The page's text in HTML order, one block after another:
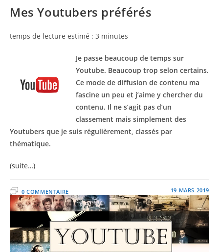
Mes Youtubers préférés
temps de lecture estimé : 3 minutes
Je passe beaucoup de temps sur
Youtube. Beaucoup trop selon certains.
Ce mode de diffusion de contenu ma
fascine un peu et j’aime y chercher du
contenu. Il ne s’agit pas d’un
classement mais simplement des
Youtubers que je suis régulièrement, classés par
thématique.
(suite…)
0 COMMENTAIRE 19 MARS 2019